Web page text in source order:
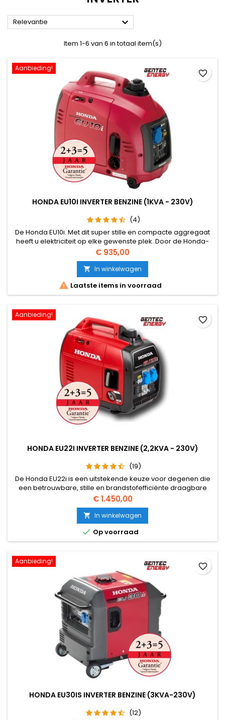
Relevantie 
Item 1-6 van 6 in totaal item(s)
Aanbieding!
HONDA EU10I INVERTER BENZINE (1KVA - 230V)
(4)
De Honda EU10i. Met dit super stille en compacte aggregaat
heeft u elektriciteit op elke gewenste plek. Door de Honda-
Inverter-Techniek heeft het aggregaat een hoge frequentie
en spanningsnauwkeurigheid. Daardoor is het aggregaat
overal toepasbaar. Door het lage gewicht is de EU 10i uiterst
handzaam.
Prijs
€ 935,00
 In winkelwagen
 Laatste items in voorraad
favorite_border
Aanbieding!
HONDA EU22I INVERTER BENZINE (2,2KVA - 230V)
(19)
De Honda EU22i is een uitstekende keuze voor degenen die
een betrouwbare, stille en brandstofefficiënte draagbare
generator nodig hebben. Het is bijzonder geschikt voor
kampeerders, outdoor evenementen en als
noodstroomvoorziening thuis.
Prijs
€ 1.450,00
 In winkelwagen
 Op voorraad
favorite_border
Aanbieding!
HONDA EU30IS INVERTER BENZINE (3KVA-230V)
(12)
favorite_border